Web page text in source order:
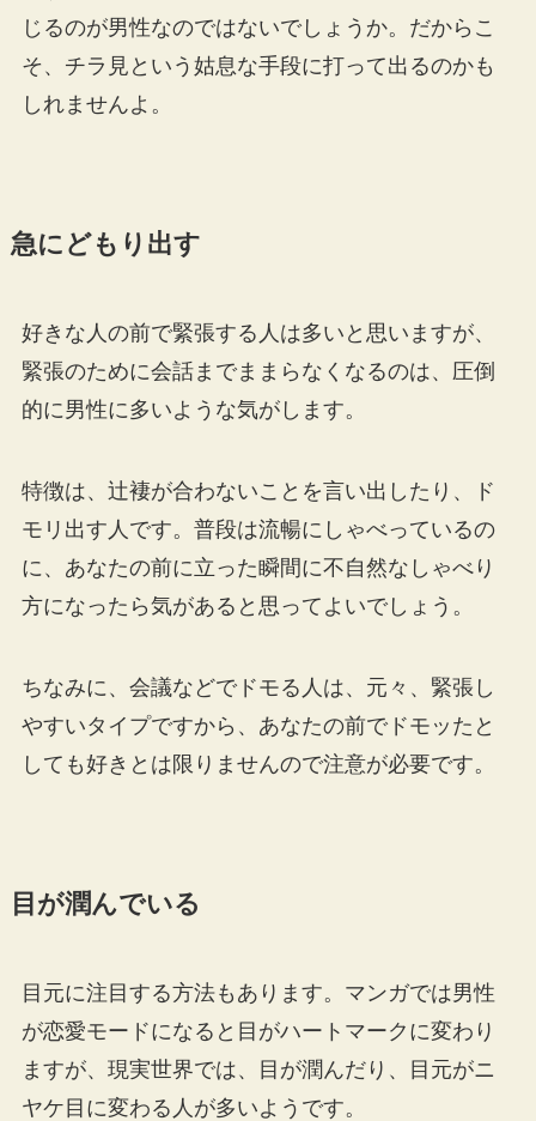
じるのが男性なのではないでしょうか。だからこ
そ、チラ見という姑息な手段に打って出るのかも
しれませんよ。
急にどもり出す
好きな人の前で緊張する人は多いと思いますが、
緊張のために会話までままらなくなるのは、圧倒
的に男性に多いような気がします。
特徴は、辻褄が合わないことを言い出したり、ド
モリ出す人です。普段は流暢にしゃべっているの
に、あなたの前に立った瞬間に不自然なしゃべり
方になったら気があると思ってよいでしょう。
ちなみに、会議などでドモる人は、元々、緊張し
やすいタイプですから、あなたの前でドモッたと
しても好きとは限りませんので注意が必要です。
目が潤んでいる
目元に注目する方法もあります。マンガでは男性
が恋愛モードになると目がハートマークに変わり
ますが、現実世界では、目が潤んだり、目元がニ
ヤケ目に変わる人が多いようです。